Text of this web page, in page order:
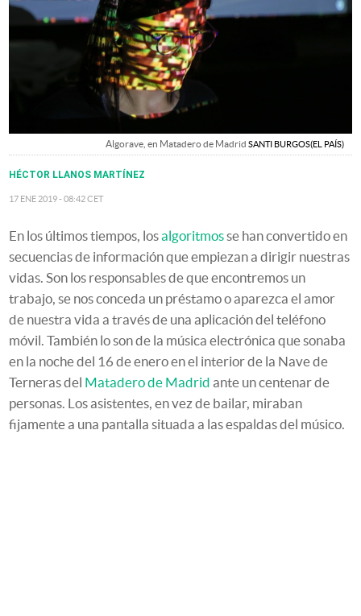
Algorave, en Matadero de Madrid SANTI BURGOS EL PAÍS
HÉCTOR LLANOS MARTÍNEZ
17 ENE 2019 - 08:42CET
En los últimos tiempos, losalgoritmosse han convertido en
secuencias de información que empiezan a dirigir nuestras
vidas. Son los responsables de que encontremos un
trabajo, se nos conceda un préstamo o aparezca el amor
de nuestra vida a través de una aplicación del teléfono
móvil. También lo son de la música electrónica que sonaba
en la noche del 16 de enero en el interior de la Nave de
Terneras del Matadero de Madrid ante un centenar de
personas. Los asistentes, en vez de bailar, miraban
fijamente a una pantalla situada a las espaldas del músico.